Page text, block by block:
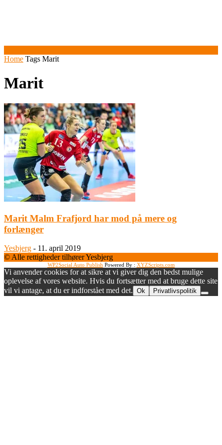
Home Tags Marit
Marit
Marit Malm Frafjord har mod på mere og
forlænger
Yesbjerg - 11. april 2019
© Alle rettigheder tilhører Yesbjerg
WP2Social Auto Publish Powered By : XYZScripts.com
Vi anvender cookies for at sikre at vi giver dig den bedst mulige
oplevelse af vores website. Hvis du fortsætter med at bruge dette site
vil vi antage, at du er indforstået med det. Ok Privatlivspolitik